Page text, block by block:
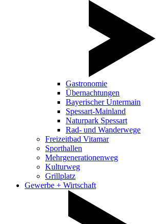
Gastronomie
Übernachtungen
Bayerischer Untermain
Spessart-Mainland
Naturpark Spessart
Rad- und Wanderwege
Freizeitbad Vitamar
Sporthallen
Mehrgenerationenweg
Kulturweg
Grillplatz
Gewerbe + Wirtschaft